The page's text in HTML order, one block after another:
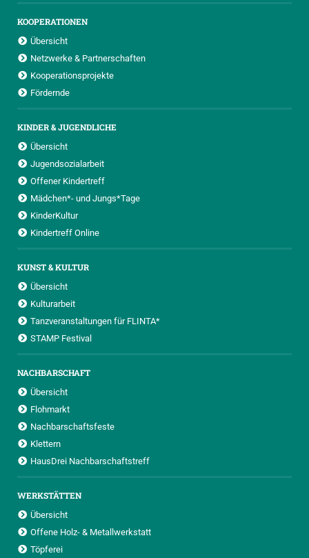
KOOPERATIONEN
Übersicht
Netzwerke & Partnerschaften
Kooperationsprojekte
Fördernde
KINDER & JUGENDLICHE
Übersicht
Jugendsozialarbeit
Offener Kindertreff
Mädchen*- und Jungs*Tage
KinderKultur
Kindertreff Online
KUNST & KULTUR
Übersicht
Kulturarbeit
Tanzveranstaltungen für FLINTA*
STAMP Festival
NACHBARSCHAFT
Übersicht
Flohmarkt
Nachbarschaftsfeste
Klettern
HausDrei Nachbarschaftstreff
WERKSTÄTTEN
Übersicht
Offene Holz- & Metallwerkstatt
Töpferei